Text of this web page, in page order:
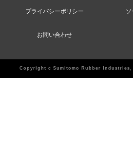
プライバシーポリシー ソ
お問い合わせ
Copyright c Sumitomo Rubber